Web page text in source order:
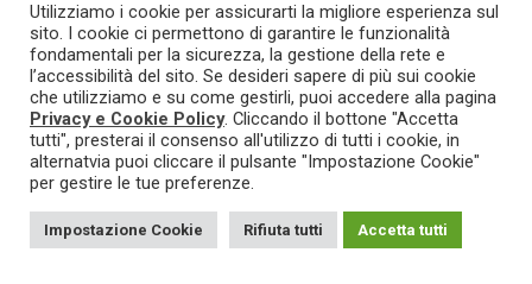
insegnamento innovative.
SCOPRI
Utilizziamo i cookie per assicurarti la migliore esperienza sul
sito. I cookie ci permettono di garantire le funzionalità
fondamentali per la sicurezza, la gestione della rete e
l’accessibilità del sito. Se desideri sapere di più sui cookie
che utilizziamo e su come gestirli, puoi accedere alla pagina
Privacy e Cookie Policy. Cliccando il bottone "Accetta
tutti", presterai il consenso all'utilizzo di tutti i cookie, in
alternatvia puoi cliccare il pulsante "Impostazione Cookie"
per gestire le tue preferenze.
Impostazione Cookie Rifiuta tutti Accetta tutti